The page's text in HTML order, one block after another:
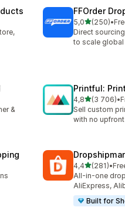
FFOrder
5,0z 5 hvězd
(250)
Celkový počet
•
Direct
to scale global
&
Printful:
4,8z 5 hvězd
(3 706)
Celkový počet
•
Sell custom
with no
4,4z 5 hvězd
(281)
Celkový počet
•
All-in-one
AliExpress,
Built for